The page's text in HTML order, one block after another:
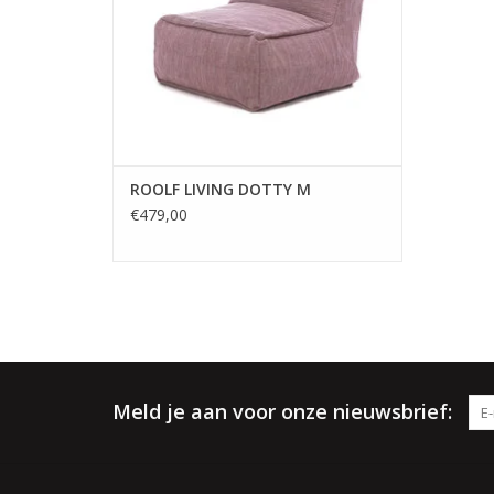
dik en sterk. Deze
TOEVOEGEN AAN WINKELWAGEN
ROOLF LIVING DOTTY M
€479,00
Meld je aan voor onze nieuwsbrief: